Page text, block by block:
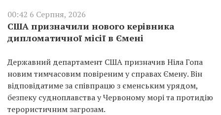
00:42 6 Серпня, 2026
США призначили нового керівника
дипломатичної місії в Ємені
Державний департамент США призначив Ніла Гопа
новим тимчасовим повіреним у справах Ємену. Він
відповідатиме за співпрацю з єменським урядом,
безпеку судноплавства у Червоному морі та протидію
терористичним загрозам.